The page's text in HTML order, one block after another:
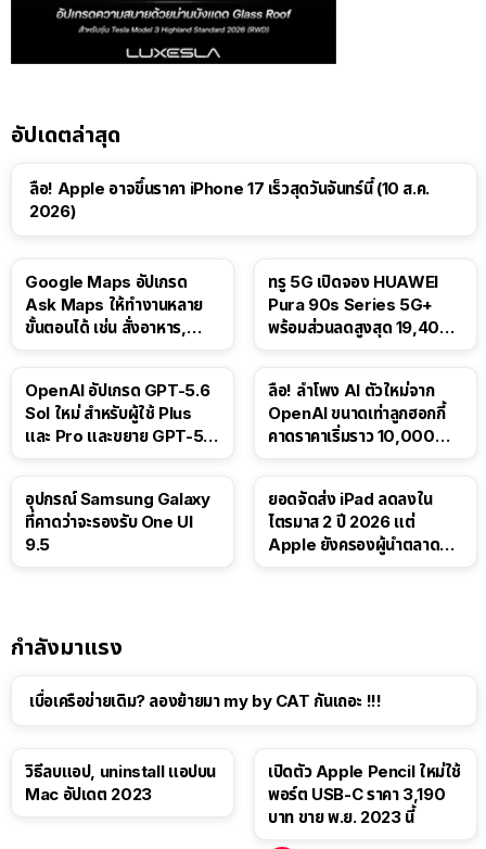
อัปเดตล่าสุด
ลือ! Apple อาจขึ้นราคา iPhone 17 เร็วสุดวันจันทร์นี้ (10 ส.ค.
2026)
Google Maps อัปเกรด
Ask Maps ให้ทำงานหลาย
ขั้นตอนได้ เช่น สั่งอาหาร,
ทรู 5G เปิดจอง HUAWEI
Pura 90s Series 5G+
พร้อมส่วนลดสูงสุด 19,400
OpenAI อัปเกรด GPT-5.6
Sol ใหม่ สำหรับผู้ใช้ Plus
และ Pro และขยาย GPT-5.6
ลือ! ลำโพง AI ตัวใหม่จาก
OpenAI ขนาดเท่าลูกฮอกกี้
คาดราคาเริ่มราว 10,000
อุปกรณ์ Samsung Galaxy
ที่คาดว่าจะรองรับ One UI
9.5
ยอดจัดส่ง iPad ลดลงใน
ไตรมาส 2 ปี 2026 แต่
Apple ยังครองผู้นำตลาด
กำลังมาแรง
เบื่อเครือข่ายเดิม? ลองย้ายมา my by CAT กันเถอะ !!!
วิธีลบแอป, uninstall แอปบน
Mac อัปเดต 2023
เปิดตัว Apple Pencil ใหม่ใช้
พอร์ต USB-C ราคา 3,190
บาท ขาย พ.ย. 2023 นี้